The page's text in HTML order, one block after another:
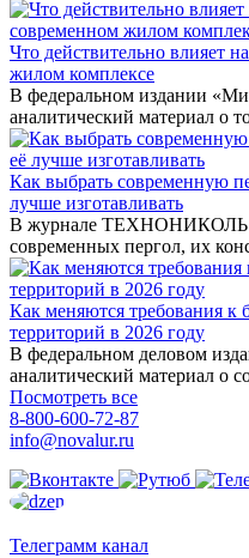
Что действительно влияет
жилом комплексе
В федеральном издании
аналитический материал о
Как выбрать современную
лучше изготавливать
В журнале ТЕХНОНИКОЛЬ
современных пергол, их
Как меняются требования к
территорий в 2026 году
В федеральном деловом
аналитический материал о
Посмотреть все
8-800-600-72-87
info@novalur.ru
Телеграмм канал